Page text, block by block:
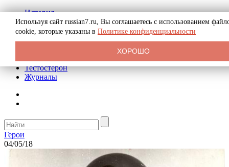
История
Биография
Криминал
Реклама на сайте
Тестостерон
Журналы
Герои
04/05/18
Используя сайт russian7.ru, Вы соглашаетесь с использованием
cookie, которые указаны в Политике конфиденциальности
ХОРОШО